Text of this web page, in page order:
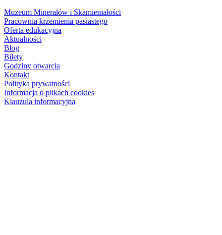
Muzeum Minerałów i Skamieniałości
Pracownia krzemienia pasiastego
Oferta edukacyjna
Aktualności
Blog
Bilety
Godziny otwarcia
Kontakt
Polityka prywatności
Informacja o plikach cookies
Klauzula informacyjna